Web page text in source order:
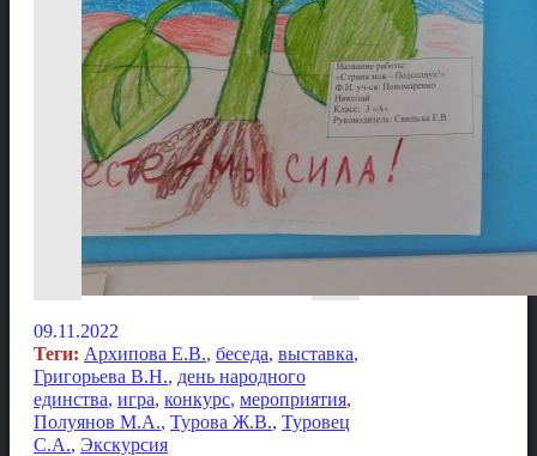
09.11.2022
Теги: Архипова Е.В., беседа, выставка,
Григорьева В.Н., день народного
единства, игра, конкурс, мероприятия,
Полуянов М.А., Турова Ж.В., Туровец
С.А., Экскурсия